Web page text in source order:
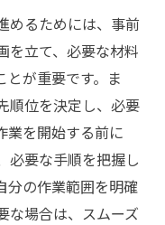
めるためには、事前
を立て、必要な材料
とが重要です。ま
順位を決定し、必要
業を開始する前に
必要な手順を把握し
分の作業範囲を明確
な場合は、スムーズ